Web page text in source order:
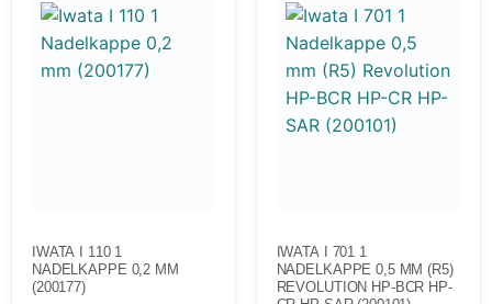
IWATA I 110 1
NADELKAPPE 0,2 MM
(200177)
IWATA I 701 1
NADELKAPPE 0,5 MM (R5)
REVOLUTION HP-BCR HP-